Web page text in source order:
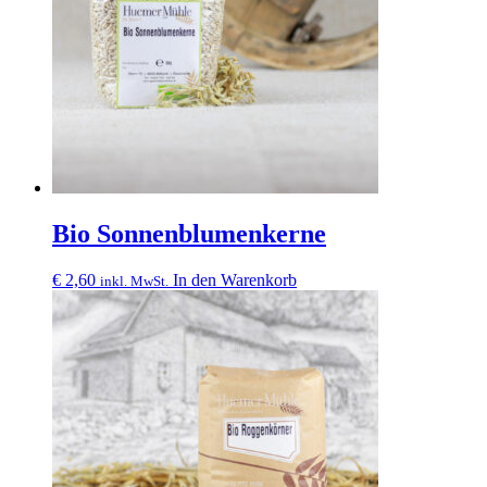
Bio Sonnenblumenkerne
€ 2,60 inkl. MwSt. In den Warenkorb